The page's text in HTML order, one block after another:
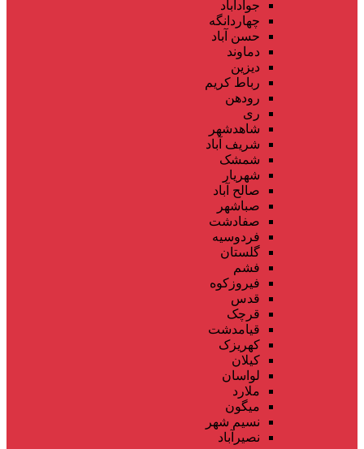
جوادآباد
چهاردانگه
حسن آباد
دماوند
دیزین
رباط کریم
رودهن
ری
شاهدشهر
شریف آباد
شمشک
شهریار
صالح آباد
صباشهر
صفادشت
فردوسیه
گلستان
فشم
فیروزکوه
قدس
قرچک
قیامدشت
کهریزک
کیلان
لواسان
ملارد
میگون
نسیم شهر
نصیرآباد